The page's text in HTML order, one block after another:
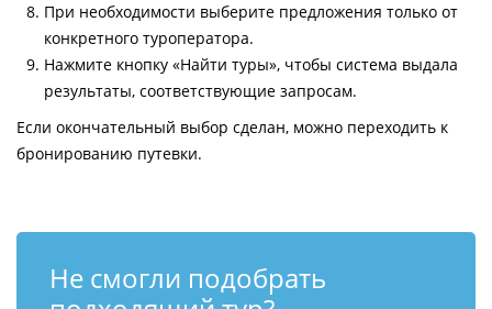
При необходимости выберите предложения только от
конкретного туроператора.
Нажмите кнопку «Найти туры», чтобы система выдала
результаты, соответствующие запросам.
Если окончательный выбор сделан, можно переходить к
бронированию путевки.
Не смогли подобрать